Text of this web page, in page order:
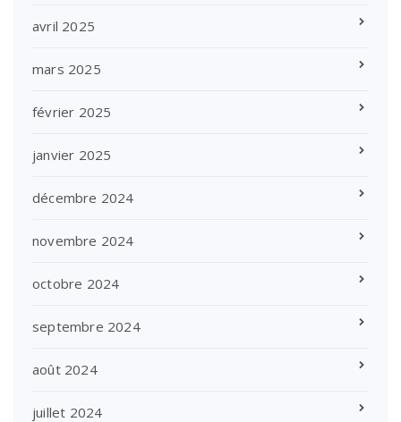
avril 2025
mars 2025
février 2025
janvier 2025
décembre 2024
novembre 2024
octobre 2024
septembre 2024
août 2024
juillet 2024